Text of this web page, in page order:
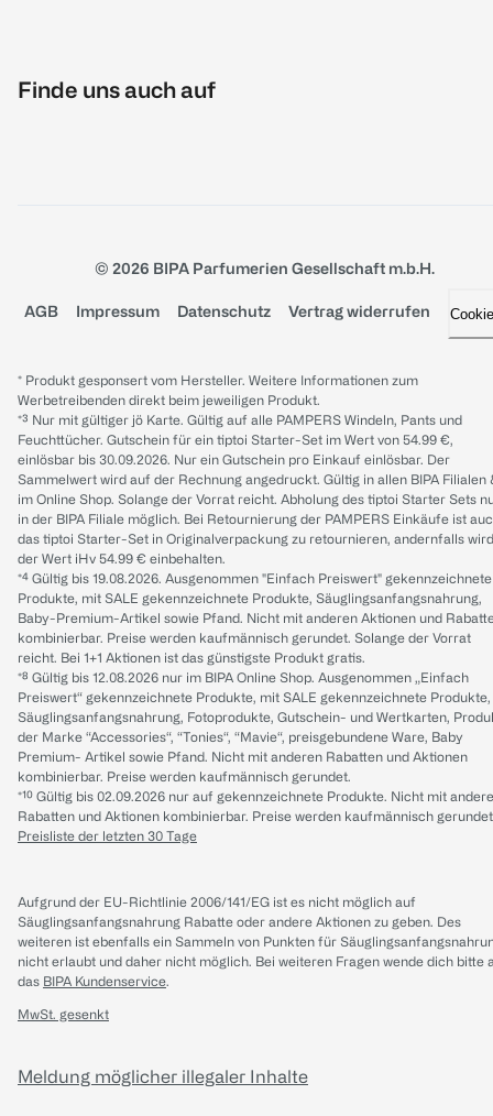
Finde uns auch auf
© 2026 BIPA Parfumerien Gesellschaft m.b.H.
AGB Impressum Datenschutz Vertrag widerrufen
* Produkt gesponsert vom Hersteller. Weitere Informationen zum
Werbetreibenden direkt beim jeweiligen Produkt.
*³ Nur mit gültiger jö Karte. Gültig auf alle PAMPERS Windeln, Pants und
Feuchttücher. Gutschein für ein tiptoi Starter-Set im Wert von 54.99 €,
einlösbar bis 30.09.2026. Nur ein Gutschein pro Einkauf einlösbar. Der
Sammelwert wird auf der Rechnung angedruckt. Gültig in allen BIPA Filialen
im Online Shop. Solange der Vorrat reicht. Abholung des tiptoi Starter Sets
in der BIPA Filiale möglich. Bei Retournierung der PAMPERS Einkäufe ist
das tiptoi Starter-Set in Originalverpackung zu retournieren, andernfalls wird
der Wert iHv 54.99 € einbehalten.
*⁴ Gültig bis 19.08.2026. Ausgenommen "Einfach Preiswert" gekennzeichnete
Produkte, mit SALE gekennzeichnete Produkte, Säuglingsanfangsnahrung,
Baby-Premium-Artikel sowie Pfand. Nicht mit anderen Aktionen und
kombinierbar. Preise werden kaufmännisch gerundet. Solange der Vorrat
reicht. Bei 1+1 Aktionen ist das günstigste Produkt gratis.
*⁸ Gültig bis 12.08.2026 nur im BIPA Online Shop. Ausgenommen „Einfach
Preiswert“ gekennzeichnete Produkte, mit SALE gekennzeichnete Produkte,
Säuglingsanfangsnahrung, Fotoprodukte, Gutschein- und Wertkarten,
der Marke “Accessories“, “Tonies“, “Mavie“, preisgebundene Ware, Baby
Premium- Artikel sowie Pfand. Nicht mit anderen Rabatten und Aktionen
kombinierbar. Preise werden kaufmännisch gerundet.
*¹⁰ Gültig bis 02.09.2026 nur auf gekennzeichnete Produkte. Nicht mit
Rabatten und Aktionen kombinierbar. Preise werden kaufmännisch
Preisliste der letzten 30 Tage
Aufgrund der EU-Richtlinie 2006/141/EG ist es nicht möglich auf
Säuglingsanfangsnahrung Rabatte oder andere Aktionen zu geben. Des
weiteren ist ebenfalls ein Sammeln von Punkten für
nicht erlaubt und daher nicht möglich. Bei weiteren Fragen wende dich bitte
das BIPA Kundenservice.
MwSt. gesenkt
Meldung möglicher illegaler Inhalte